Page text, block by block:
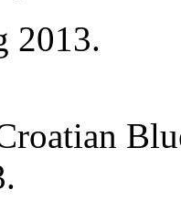
2013.